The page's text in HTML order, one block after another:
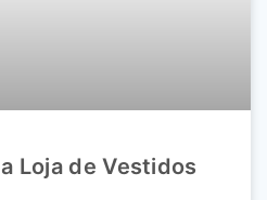
Loja de Vestidos